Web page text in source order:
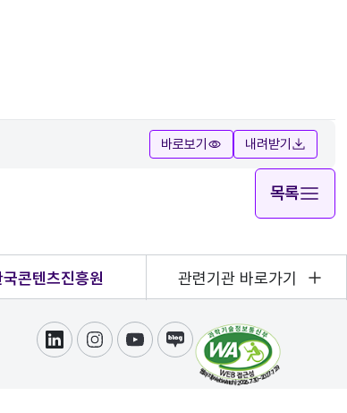
바로보기 내려받기
목록
국콘텐츠진흥원 관련기관 바로가기
링크드인인스타그램
유튜브블로그